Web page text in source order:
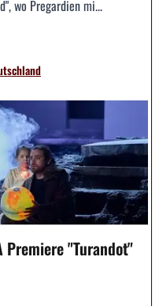
wo Pregardien mi...
Premiere "Turandot"